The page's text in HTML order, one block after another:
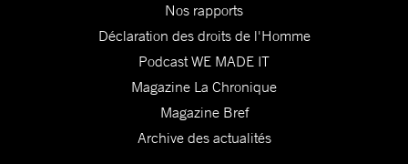
Nos rapports
Déclaration des droits de l'Homme
Podcast WE MADE IT
Magazine La Chronique
Magazine Bref
Archive des actualités